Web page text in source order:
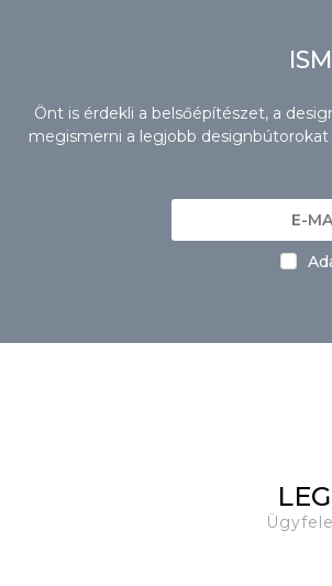
Önt is érdekli a belsőépítészet, a
megismerni a legjobb designbútorokat